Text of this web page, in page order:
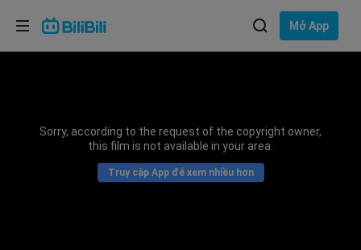
Mở App
Sorry, according to the request of the copyright owner,
this film is not available in your area.
Truy cập App để xem nhiều hơn
Lựa chọn ngôn ngữ
Bahasa Indonesia